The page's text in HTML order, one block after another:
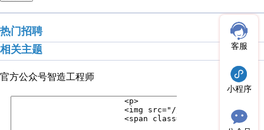
热门招聘
相关主题
官方公众号智造工程师
客服
小程序